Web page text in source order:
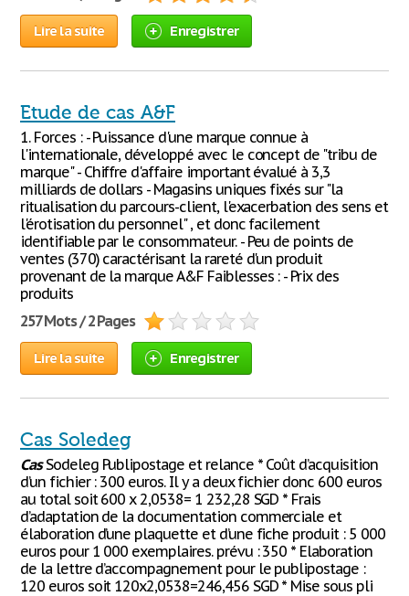
Lire la suite Enregistrer
Etude de cas A&F
1. Forces : - Puissance d'une marque connue à
l'internationale, développé avec le concept de "tribu de
marque" - Chiffre d'affaire important évalué à 3,3
milliards de dollars - Magasins uniques fixés sur "la
ritualisation du parcours-client, l'exacerbation des sens et
l'érotisation du personnel" , et donc facilement
identifiable par le consommateur. - Peu de points de
ventes (370) caractérisant la rareté d'un produit
provenant de la marque A&F Faiblesses : - Prix des
produits
257 Mots / 2 Pages
Lire la suite Enregistrer
Cas Soledeg
CasSodeleg Publipostage et relance * Coût d’acquisition
d’un fichier : 300 euros. Il y a deux fichier donc 600 euros
au total soit 600 x 2,0538= 1 232,28 SGD * Frais
d’adaptation de la documentation commerciale et
élaboration d’une plaquette et d’une fiche produit : 5 000
euros pour 1 000 exemplaires. prévu : 350 * Elaboration
de la lettre d’accompagnement pour le publipostage :
120 euros soit 120x2,0538=246,456 SGD * Mise sous pli